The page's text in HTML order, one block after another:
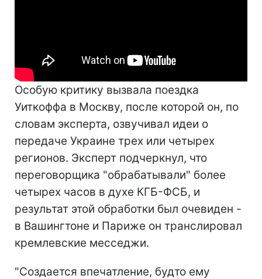
Особую критику вызвала поездка
Уиткоффа в Москву, после которой он, по
словам эксперта, озвучивал идеи о
передаче Украине трех или четырех
регионов. Эксперт подчеркнул, что
переговорщика "обрабатывали" более
четырех часов в духе КГБ-ФСБ, и
результат этой обработки был очевиден -
в Вашингтоне и Париже он транслировал
кремлевские месседжи.
"Создается впечатление, будто ему